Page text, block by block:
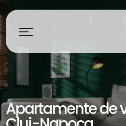
Apartamente de